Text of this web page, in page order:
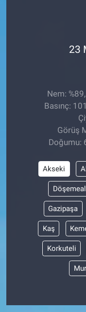
23
Nem:
Basınç:
Görüş
Doğumu:
Akseki
Gazipaşa
Kaş
Korkuteli